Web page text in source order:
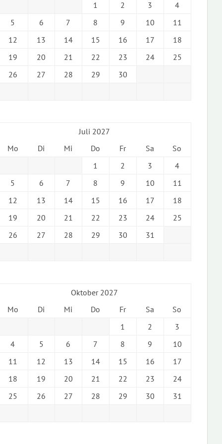
1 2 3
4
5
6 7 8 9 10
11
12
13 14 15 16 17
18
19
20 21 22 23 24
25
26
27 28 29 30
Juli 2027
Mo
Di Mi Do Fr Sa
So
1
2 3
4
5
6 7 8 9 10
11
12
13 14 15 16 17
18
19
20 21 22 23 24
25
26
27 28 29 30 31
Oktober 2027
Mo
Di Mi Do Fr Sa
So
1
2
3
4
5 6 7 8 9
10
11
12 13 14 15 16
17
18
19 20 21 22 23
24
25
26 27 28 29 30 31